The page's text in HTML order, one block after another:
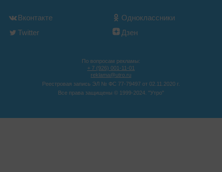
Вконтакте
Одноклассники
Twitter
Дзен
По вопросам рекламы:
+ 7 (926) 001-11-01
reklama@utro.ru
Реестровая запись ЭЛ № ФС 77-79497 от 02.11.2020 г.
Все права защищены © 1999-2024. "Утро"